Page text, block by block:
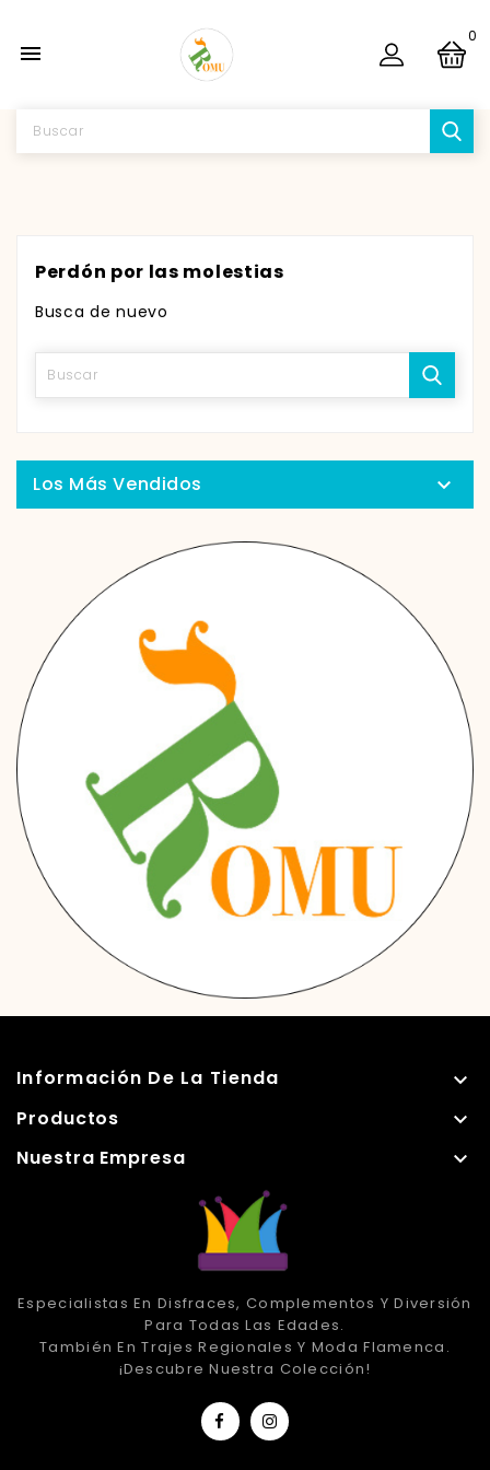

0
Perdón por las molestias
Busca de nuevo
Los Más Vendidos 
Información De La Tienda 
Productos 
Nuestra Empresa 
Especialistas En Disfraces, Complementos Y Diversión
Para Todas Las Edades.
También En Trajes Regionales Y Moda Flamenca.
¡Descubre Nuestra Colección!